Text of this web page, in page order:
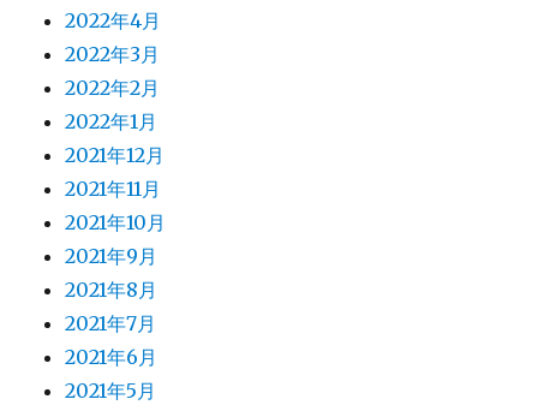
2022年4月
2022年3月
2022年2月
2022年1月
2021年12月
2021年11月
2021年10月
2021年9月
2021年8月
2021年7月
2021年6月
2021年5月